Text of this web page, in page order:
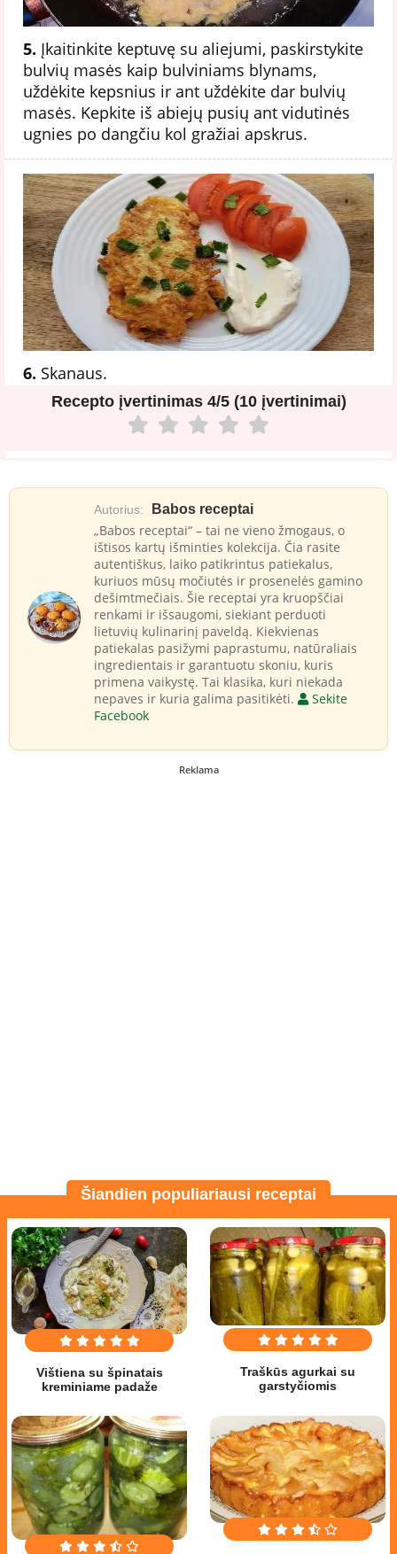
5. Įkaitinkite keptuvę su aliejumi, paskirstykite
bulvių masės kaip bulviniams blynams,
uždėkite kepsnius ir ant uždėkite dar bulvių
masės. Kepkite iš abiejų pusių ant vidutinės
ugnies po dangčiu kol gražiai apskrus.
6. Skanaus.
Recepto įvertinimas 4/5 (10 įvertinimai)
Autorius: Babos receptai
„Babos receptai“ – tai ne vieno žmogaus, o
ištisos kartų išminties kolekcija. Čia rasite
autentiškus, laiko patikrintus patiekalus,
kuriuos mūsų močiutės ir prosenelės gamino
dešimtmečiais. Šie receptai yra kruopščiai
renkami ir išsaugomi, siekiant perduoti
lietuvių kulinarinį paveldą. Kiekvienas
patiekalas pasižymi paprastumu, natūraliais
ingredientais ir garantuotu skoniu, kuris
primena vaikystę. Tai klasika, kuri niekada
nepaves ir kuria galima pasitikėti.
Sekite
Facebook
Reklama
Šiandien populiariausi receptai
Vištiena su špinatais
kreminiame padaže
Traškūs agurkai su
garstyčiomis